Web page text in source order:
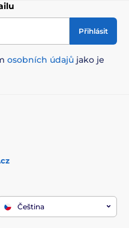
Přihlásit
osobních údajů jako je
Čeština